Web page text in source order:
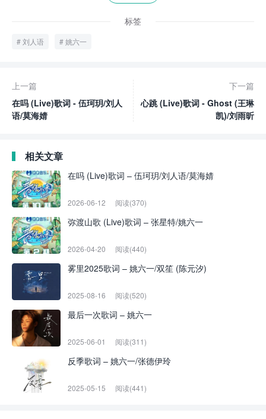
标签
刘人语 姚六一
上一篇
在吗 (Live)歌词 - 伍珂玥/刘人
语/莫海婧
下一篇
心跳 (Live)歌词 - Ghost (王琳
凯)/刘雨昕
相关文章
在吗 (Live)歌词 – 伍珂玥/刘人语/莫海婧
2026-06-12 阅读(370)
弥渡山歌 (Live)歌词 – 张星特/姚六一
2026-04-20 阅读(440)
雾里2025歌词 – 姚六一/双笙 (陈元汐)
2025-08-16 阅读(520)
最后一次歌词 – 姚六一
2025-06-01 阅读(311)
反季歌词 – 姚六一/张德伊玲
2025-05-15 阅读(441)